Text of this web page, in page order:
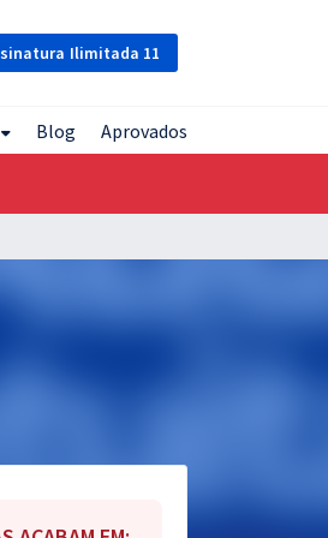
Ilimitada 11
Blog Aprovados